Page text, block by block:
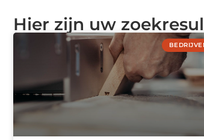
Hier zijn uw